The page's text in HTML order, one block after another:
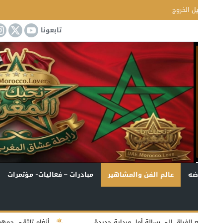
الخروج
تابعونا
عالم الفن والمشاهير مبادرات – فعاليات- مؤتمرات